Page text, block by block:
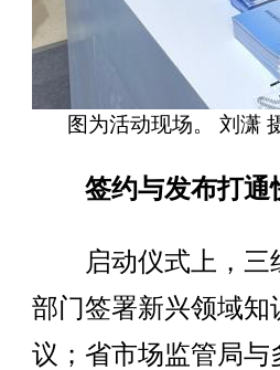
图为活动现场。 刘潇
签约与发布打通
启动仪式上，三
部门签署新兴领域
议；省市场监管局